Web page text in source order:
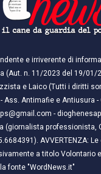
e irriverente di
(Aut. n. 11/2023 del 19/01/
e Laico (Tutti i diritti
Ass. Antimafie e Antiusura -
-
(giornalista professionista,
AVVERTENZA:
a titolo Volontario
fonte "WordNews.it"